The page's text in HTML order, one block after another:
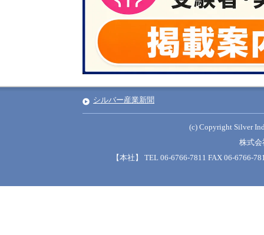
シルバー産業新聞
(c) Copyright Silver
株式会
【本社】 TEL 06-6766-7811 FAX 06-6766-